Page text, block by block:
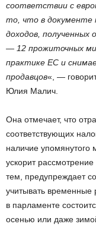
соответствии с
то, что в документе
доходов,
— 12 прожиточных
практике ЕС и
продавцов«, —
Юлия Малич.
Она отмечает, что
соответствующих
наличие упомянутого
ускорит
тем, предупреждает
учитывать
в парламенте
осенью или даже